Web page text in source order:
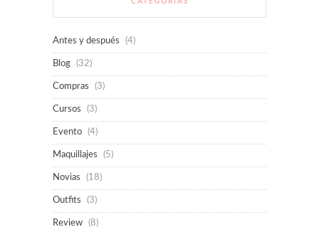
Antes y después (4)
Blog (32)
Compras (3)
Cursos (3)
Evento (4)
Maquillajes (5)
Novias (18)
Outfits (3)
Review (8)